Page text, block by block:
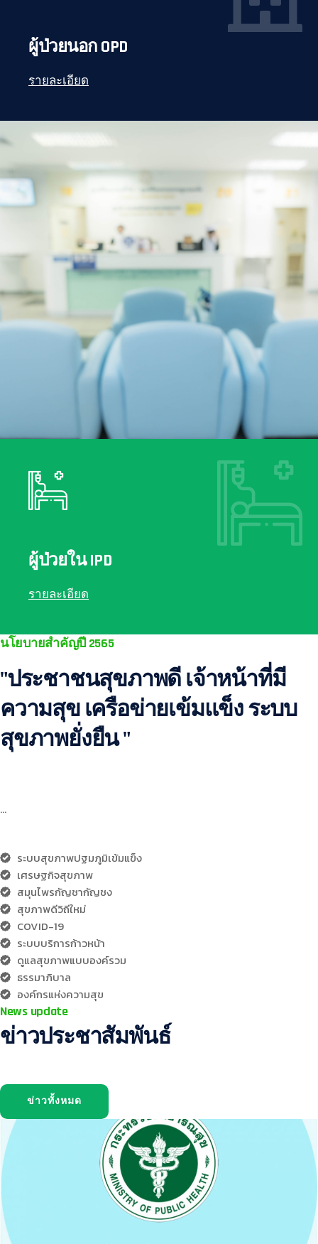
ผู้ป่วยนอก OPD
รายละเอียด
ผู้ป่วยใน IPD
รายละเอียด
นโยบายสำคัญปี 2565
"ประชาชนสุขภาพดี เจ้าหน้าที่มี
ความสุข เครือข่ายเข้มแข็ง ระบบ
สุขภาพยั่งยืน "
…
ระบบสุขภาพปฐมภูมิเข้มแข็ง
เศรษฐกิจสุขภาพ
สมุนไพรกัญชากัญชง
สุขภาพดีวิถีใหม่
COVID-19
ระบบบริการก้าวหน้า
ดูแลสุขภาพแบบองค์รวม
ธรรมาภิบาล
องค์กรแห่งความสุข
News update
ข่าวประชาสัมพันธ์
ข่าวทั้งหมด